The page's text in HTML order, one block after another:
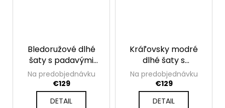
Bledoružové dlhé
šaty s padavými
rukávmi Valentina
Na predobjednávku
€129
DETAIL
Kráľovsky modré
dlhé šaty s
padavými rukávmi
Valentina
Na predobjednávku
€129
DETAIL